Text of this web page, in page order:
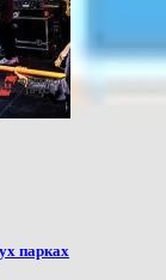
парках